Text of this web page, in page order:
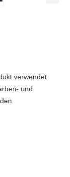
verwendet
und